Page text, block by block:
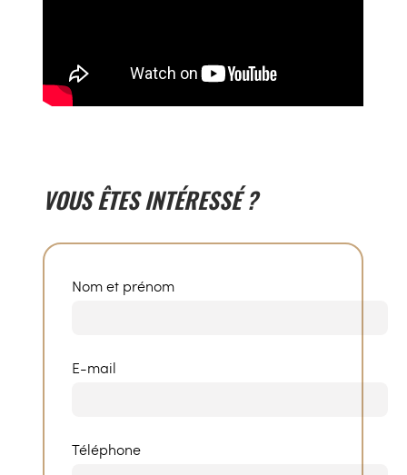
VOUS ÊTES INTÉRESSÉ ?
Nom et prénom
E-mail
Téléphone